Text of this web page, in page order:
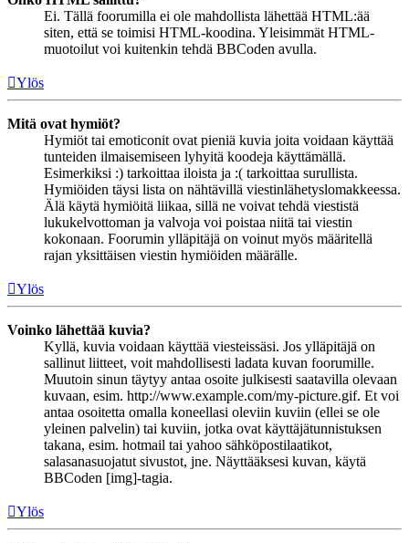
Ei. Tällä foorumilla ei ole mahdollista lähettää HTML:ää
siten, että se toimisi HTML-koodina. Yleisimmät HTML-
muotoilut voi kuitenkin tehdä BBCoden avulla.
Ylös
Mitä ovat hymiöt?
Hymiöt tai emoticonit ovat pieniä kuvia joita voidaan käyttää
tunteiden ilmaisemiseen lyhyitä koodeja käyttämällä.
Esimerkiksi :) tarkoittaa iloista ja :( tarkoittaa surullista.
Hymiöiden täysi lista on nähtävillä viestinlähetyslomakkeessa.
Älä käytä hymiöitä liikaa, sillä ne voivat tehdä viestistä
lukukelvottoman ja valvoja voi poistaa niitä tai viestin
kokonaan. Foorumin ylläpitäjä on voinut myös määritellä
rajan yksittäisen viestin hymiöiden määrälle.
Ylös
Voinko lähettää kuvia?
Kyllä, kuvia voidaan käyttää viesteissäsi. Jos ylläpitäjä on
sallinut liitteet, voit mahdollisesti ladata kuvan foorumille.
Muutoin sinun täytyy antaa osoite julkisesti saatavilla olevaan
kuvaan, esim. http://www.example.com/my-picture.gif. Et voi
antaa osoitetta omalla koneellasi oleviin kuviin (ellei se ole
yleinen palvelin) tai kuviin, jotka ovat käyttäjätunnistuksen
takana, esim. hotmail tai yahoo sähköpostilaatikot,
salasanasuojatut sivustot, jne. Näyttääksesi kuvan, käytä
BBCoden [img]-tagia.
Ylös